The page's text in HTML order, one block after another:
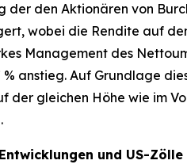
den Aktionären von
wobei die Rendite auf
Management des
anstieg. Auf Grundlage
der gleichen Höhe wie im
und US-